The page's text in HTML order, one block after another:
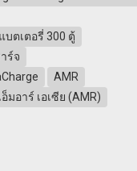
ตเตอรี่ 300 ตู้
ร์จ
AMR
อ็มอาร์ เอเซีย (AMR)